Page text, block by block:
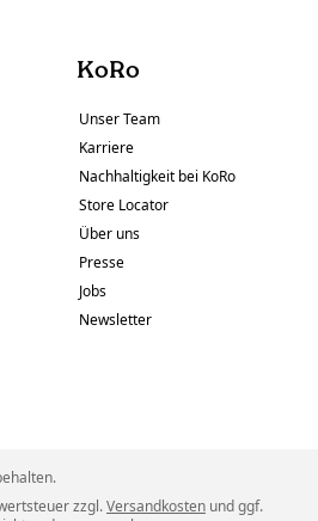
KoRo
Unser Team
Karriere
Nachhaltigkeit bei KoRo
Store Locator
Über uns
Presse
Jobs
Newsletter
zzgl.Versandkosten und ggf.